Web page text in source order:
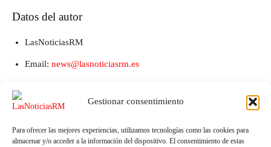
Gestionar consentimiento
Para ofrecer las mejores experiencias, utilizamos tecnologías como las cookies para
almacenar y/o acceder a la información del dispositivo. El consentimiento de estas
Datos del autor
LasNoticiasRM
Email: news@lasnoticiasrm.es